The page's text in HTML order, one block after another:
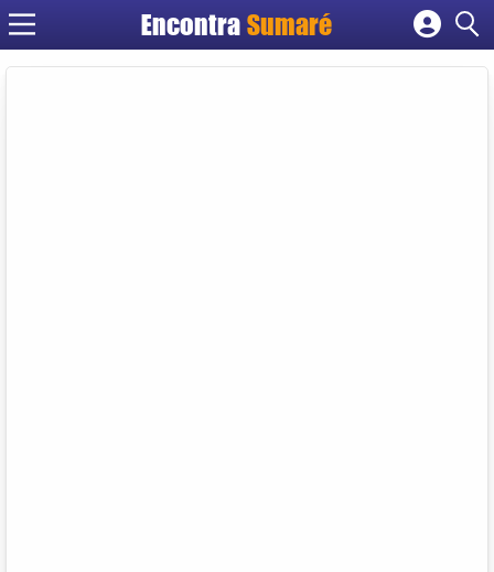
Encontra Sumaré
Cadastrar empresa